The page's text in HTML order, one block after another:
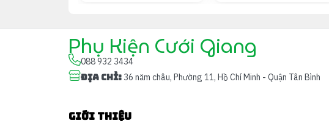
Phụ Kiện Cưới Giang
088 932 3434
Địa chỉ: 36 năm châu, Phường 11, Hồ Chí Minh - Quận Tân Bình
Giới thiệu